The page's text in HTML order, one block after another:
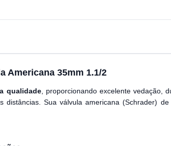
Americana 35mm 1.1/2
qualidade, proporcionando excelente vedação,
Sua válvula americana (Schrader)